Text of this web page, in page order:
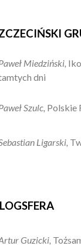
Miedziński,
dni
Szulc, Polskie
Ligarski,
Guzicki,